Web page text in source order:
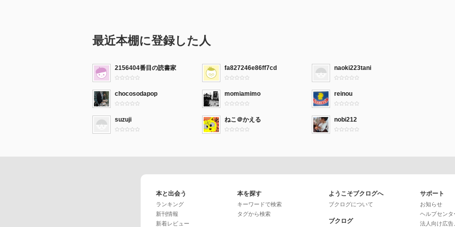
最近本棚に登録した人
2156404番目の読書家 fa827246e86ff7cd naoki223tani
chocosodapop momiamimo reinou
suzuji ねこ＠かえる nobi212
本と出会う
ランキング
新刊情報
新着レビュー
本を探す
キーワードで検索
タグから検索
ようこそブクログへ
ブクログについて
ブクログ
サポート
お知らせ
ヘルプセンタ
法人向け広告